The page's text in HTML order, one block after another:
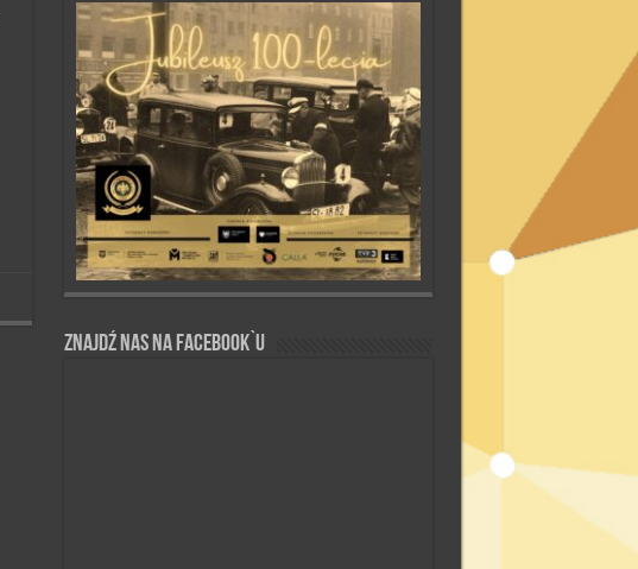
Znajdź nas na Facebook`u